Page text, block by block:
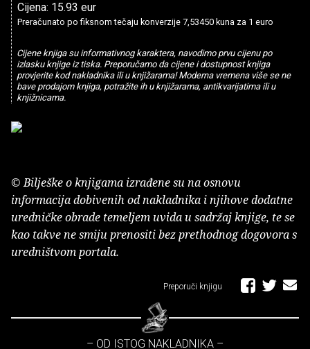
Cijena: 15.93 eur
Preračunato po fiksnom tečaju konverzije 7,53450 kuna za 1 euro
Cijene knjiga su informativnog karaktera, navodimo prvu cijenu po
izlasku knjige iz tiska. Preporučamo da cijene i dostupnost knjiga
provjerite kod nakladnika ili u knjižarama! Moderna vremena više se ne
bave prodajom knjiga, potražite ih u knjižarama, antikvarijatima ili u
knjižnicama.
© Bilješke o knjigama izrađene su na osnovu
informacija dobivenih od nakladnika i njihove dodatne
uredničke obrade temeljem uvida u sadržaj knjige, te se
kao takve ne smiju prenositi bez prethodnog dogovora s
uredništvom portala.
Preporuči knjigu
– OD ISTOG NAKLADNIKA –